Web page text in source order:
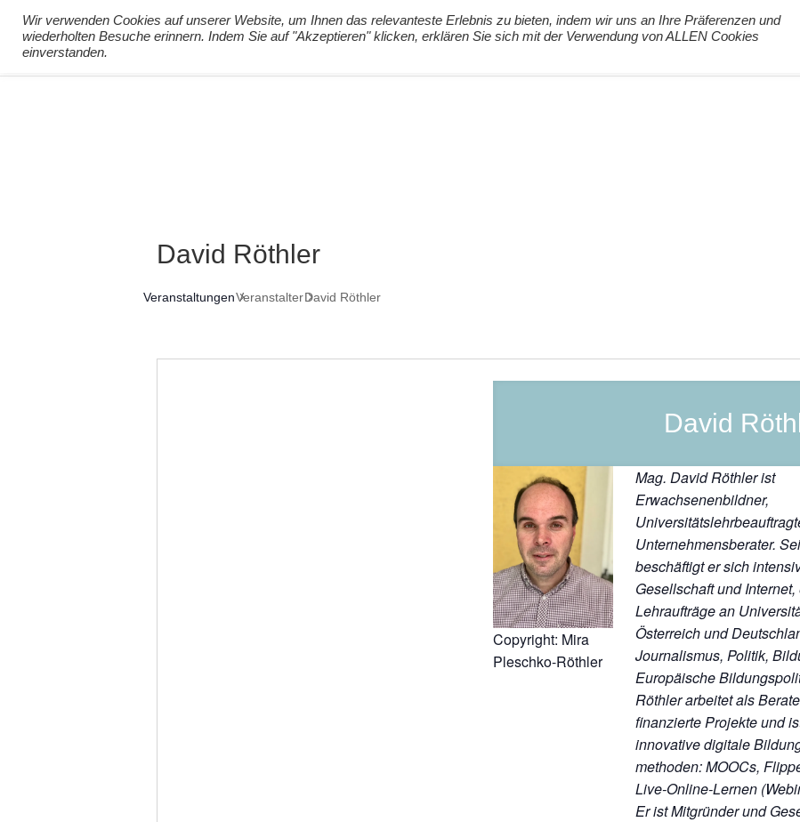
info@virtuelle-ph.at
David Röthler
VeranstaltungenVeranstalterDavid Röthler
David
Copyright: Mira
Pleschko-Röthler
Mag. David Röthler ist
Erwachsenenbildner,
Unternehmensberater.
beschäftigt er sich
Gesellschaft und Internet,
Lehraufträge an
Österreich und
Journalismus, Politik,
Europäische
Röthler arbeitet als
finanzierte Projekte und
innovative digitale
methoden: MOOCs,
Live-Online-Lernen
Er ist Mitgründer und
Wir verwenden Cookies auf unserer Website, um Ihnen das relevanteste Erlebnis zu bieten, indem wir uns an Ihre Präferenzen und
wiederholten Besuche erinnern. Indem Sie auf "Akzeptieren" klicken, erklären Sie sich mit der Verwendung von ALLEN Cookies
einverstanden.